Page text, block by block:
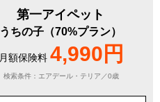
第一アイペット
うちの子（70%プラン）
月額保険料 4,990円
検索条件：エアデール・テリア／0歳